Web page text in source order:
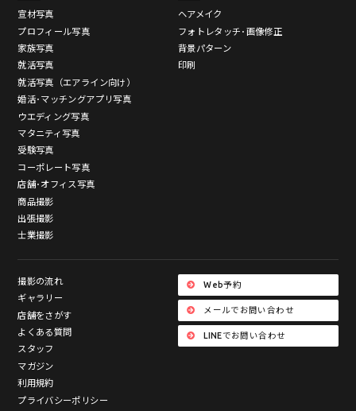
宣材写真
プロフィール写真
家族写真
就活写真
就活写真（エアライン向け）
婚活･マッチングアプリ写真
ウエディング写真
マタニティ写真
受験写真
コーポレート写真
店舗･オフィス写真
商品撮影
出張撮影
士業撮影
ヘアメイク
フォトレタッチ･画像修正
背景パターン
印刷
撮影の流れ
ギャラリー
店舗をさがす
よくある質問
スタッフ
マガジン
利用規約
プライバシーポリシー
Web予約
メールでお問い合わせ
LINEでお問い合わせ